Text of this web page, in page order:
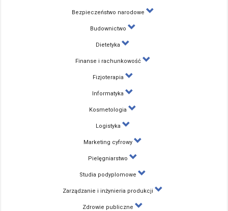
Bezpieczeństwo narodowe
Budownictwo
Dietetyka
Finanse i rachunkowość
Fizjoterapia
Informatyka
Kosmetologia
Logistyka
Marketing cyfrowy
Pielęgniarstwo
Studia podyplomowe
Zarządzanie i inżynieria produkcji
Zdrowie publiczne